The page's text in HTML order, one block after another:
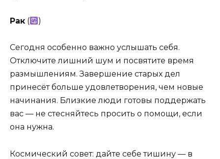
Рак ( )
Сегодня особенно важно услышать себя.
Отключите лишний шум и посвятите время
размышлениям. Завершение старых дел
принесёт больше удовлетворения, чем новые
начинания. Близкие люди готовы поддержать
вас — не стесняйтесь просить о помощи, если
она нужна.
Космический совет: дайте себе тишину — в